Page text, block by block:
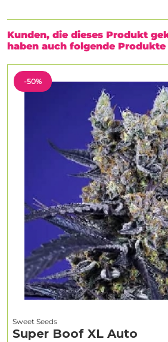
Kunden, die dieses Produkt
haben auch folgende
-50%
Sweet Seeds
Super Boof XL Auto